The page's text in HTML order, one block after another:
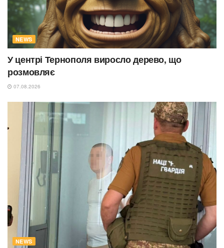
NEWS
У центрі Тернополя виросло дерево, що
розмовляє
07.08.2026
NEWS